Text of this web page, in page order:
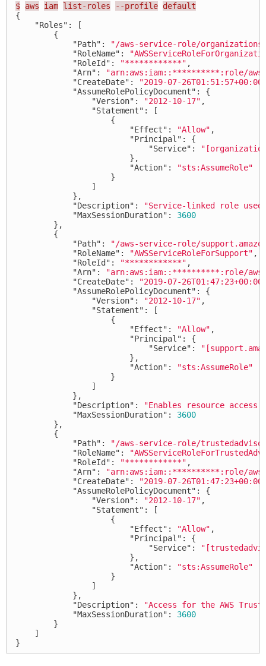
$ aws iam list-roles --profile default
{
"Roles" :
[
{
"Path" :
"/aws-service-role/
"RoleName" :
"RoleId" : "************" ,
"Arn" :
"arn:aws:iam::**********:role/aws-
"CreateDate" :
"2019-07-
"AssumeRolePolicyDocument" :
{
"Version" : "2012-10-17" ,
"Statement" :
[
{
"Effect" : "Allow" ,
"Principal" :
{
"Service" :
},
"Action" :
"sts:AssumeRole"
}
]
},
"Description" :
"Service-linked role used
"MaxSessionDuration" :
3600
},
{
"Path" :
"/aws-service-role/
"RoleName" : "AWSServiceRoleForSupport" ,
"RoleId" : "************" ,
"Arn" :
"arn:aws:iam::**********:role/aws-
"CreateDate" :
"2019-07-
"AssumeRolePolicyDocument" :
{
"Version" : "2012-10-17" ,
"Statement" :
[
{
"Effect" : "Allow" ,
"Principal" :
{
"Service" :
},
"Action" :
"sts:AssumeRole"
}
]
},
"Description" :
"Enables resource
"MaxSessionDuration" :
3600
},
{
"Path" :
"/aws-service-role/
"RoleName" :
"RoleId" : "************" ,
"Arn" :
"arn:aws:iam::**********:role/aws-
"CreateDate" :
"2019-07-
"AssumeRolePolicyDocument" :
{
"Version" : "2012-10-17" ,
"Statement" :
[
{
"Effect" : "Allow" ,
"Principal" :
{
"Service" :
},
"Action" :
"sts:AssumeRole"
}
]
},
"Description" :
"Access for the AWS
"MaxSessionDuration" :
3600
}
]
}